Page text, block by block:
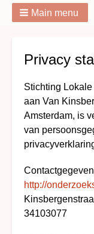
Main menu
Privacy
Stichting
aan Van
Amsterdam, is
van
http://
34103077